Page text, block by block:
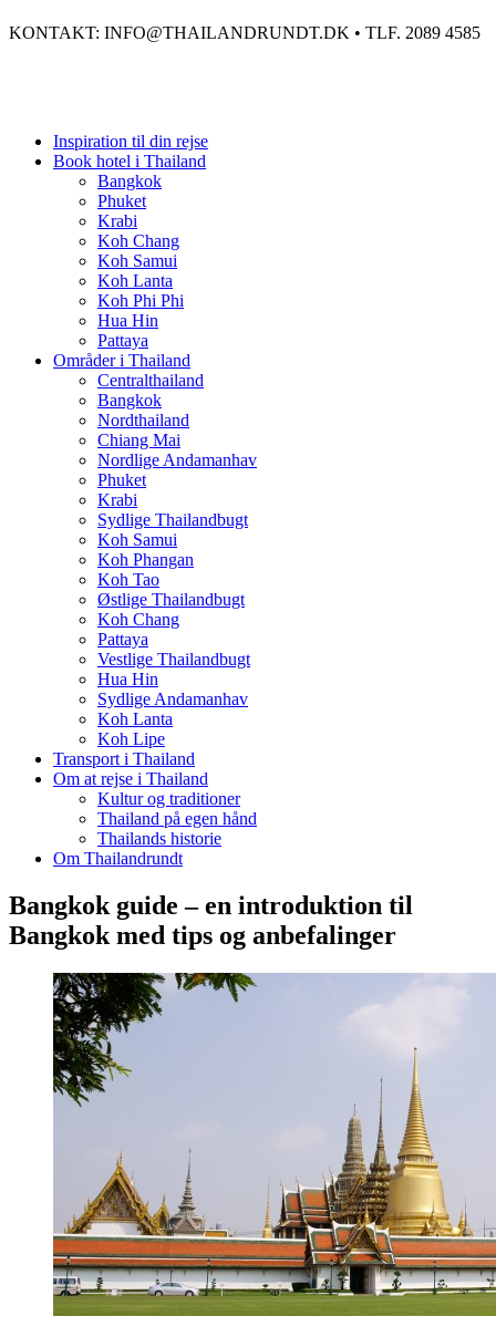
KONTAKT: INFO@THAILANDRUNDT.DK • TLF. 2089 4585
Inspiration til din rejse
Book hotel i Thailand
Bangkok
Phuket
Krabi
Koh Chang
Koh Samui
Koh Lanta
Koh Phi Phi
Hua Hin
Pattaya
Områder i Thailand
Centralthailand
Bangkok
Nordthailand
Chiang Mai
Nordlige Andamanhav
Phuket
Krabi
Sydlige Thailandbugt
Koh Samui
Koh Phangan
Koh Tao
Østlige Thailandbugt
Koh Chang
Pattaya
Vestlige Thailandbugt
Hua Hin
Sydlige Andamanhav
Koh Lanta
Koh Lipe
Transport i Thailand
Om at rejse i Thailand
Kultur og traditioner
Thailand på egen hånd
Thailands historie
Om Thailandrundt
Bangkok guide – en introduktion til
Bangkok med tips og anbefalinger